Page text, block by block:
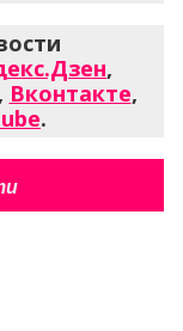
,
Вконтакте,
.